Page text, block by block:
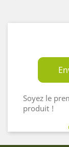
Soyez le
produit !